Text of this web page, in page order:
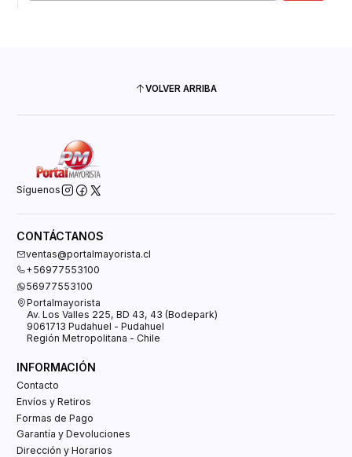
VOLVER ARRIBA
Síguenos
CONTÁCTANOS
ventas@portalmayorista.cl
+56977553100
56977553100
Portalmayorista
Av. Los Valles 225, BD 43, 43 (Bodepark)
9061713 Pudahuel - Pudahuel
Región Metropolitana - Chile
INFORMACIÓN
Contacto
Envíos y Retiros
Formas de Pago
Garantía y Devoluciones
Dirección y Horarios